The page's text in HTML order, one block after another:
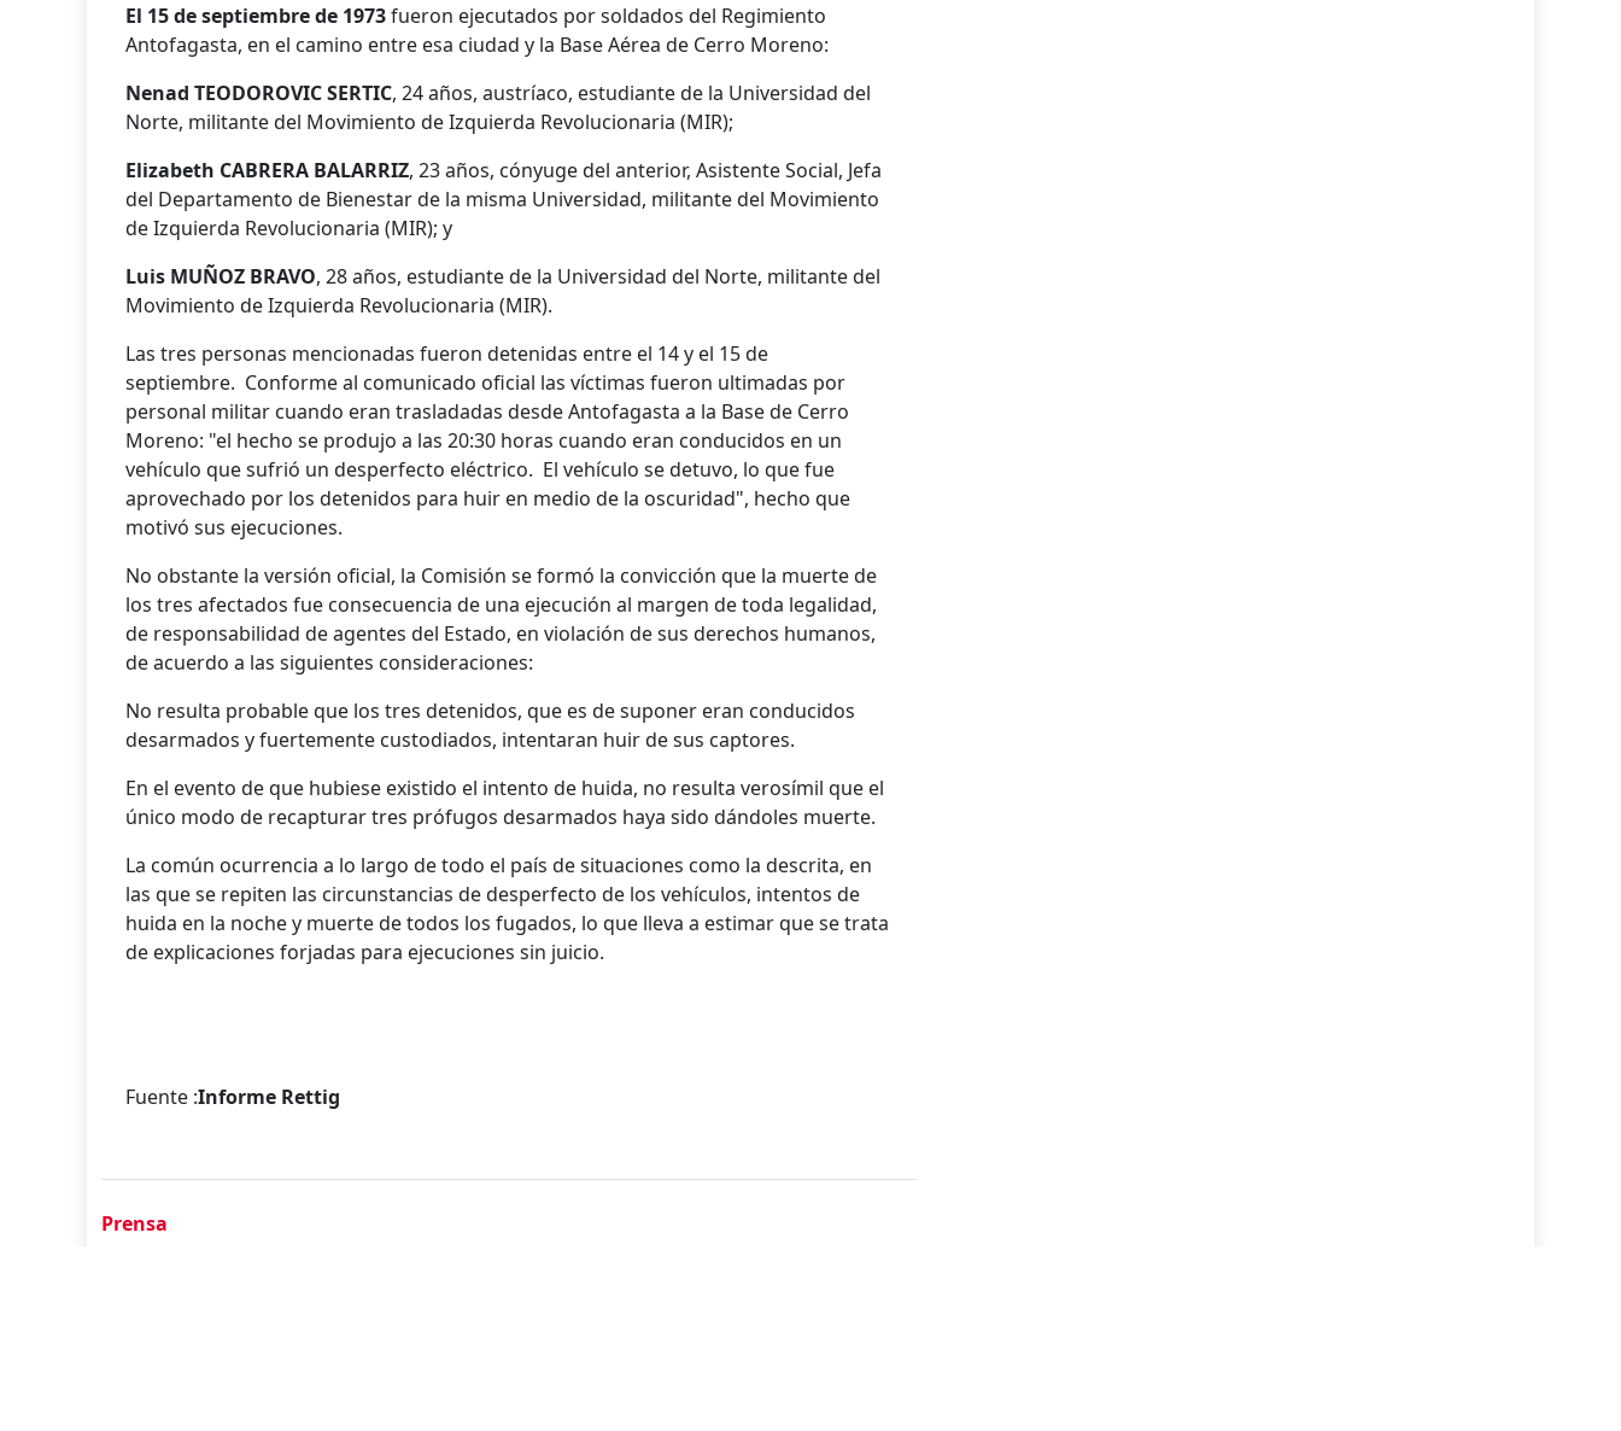
El 15 de septiembre de 1973fueron ejecutados por soldados del Regimiento
Antofagasta, en el camino entre esa ciudad y la Base Aérea de Cerro Moreno:
Nenad TEODOROVIC SERTIC, 24 años, austríaco, estudiante de la Universidad del
Norte, militante del Movimiento de Izquierda Revolucionaria (MIR);
Elizabeth CABRERA BALARRIZ, 23 años, cónyuge del anterior, Asistente Social, Jefa
del Departamento de Bienestar de la misma Universidad, militante del Movimiento
de Izquierda Revolucionaria (MIR); y
Luis MUÑOZ BRAVO, 28 años, estudiante de la Universidad del Norte, militante del
Movimiento de Izquierda Revolucionaria (MIR).
Las tres personas mencionadas fueron detenidas entre el 14 y el 15 de
septiembre. Conforme al comunicado oficial las víctimas fueron ultimadas por
personal militar cuando eran trasladadas desde Antofagasta a la Base de Cerro
Moreno: "el hecho se produjo a las 20:30 horas cuando eran conducidos en un
vehículo que sufrió un desperfecto eléctrico. El vehículo se detuvo, lo que fue
aprovechado por los detenidos para huir en medio de la oscuridad", hecho que
motivó sus ejecuciones.
No obstante la versión oficial, la Comisión se formó la convicción que la muerte de
los tres afectados fue consecuencia de una ejecución al margen de toda legalidad,
de responsabilidad de agentes del Estado, en violación de sus derechos humanos,
de acuerdo a las siguientes consideraciones:
No resulta probable que los tres detenidos, que es de suponer eran conducidos
desarmados y fuertemente custodiados, intentaran huir de sus captores.
En el evento de que hubiese existido el intento de huida, no resulta verosímil que el
único modo de recapturar tres prófugos desarmados haya sido dándoles muerte.
La común ocurrencia a lo largo de todo el país de situaciones como la descrita, en
las que se repiten las circunstancias de desperfecto de los vehículos, intentos de
huida en la noche y muerte de todos los fugados, lo que lleva a estimar que se trata
de explicaciones forjadas para ejecuciones sin juicio.
Fuente :Informe Rettig
Prensa